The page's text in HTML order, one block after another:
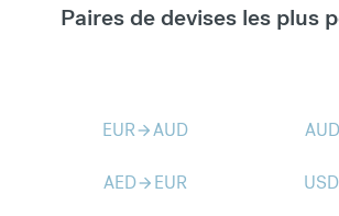
Paires de devises les plus
EURarrow_forwardAUD AUD
AEDarrow_forward EUR USD